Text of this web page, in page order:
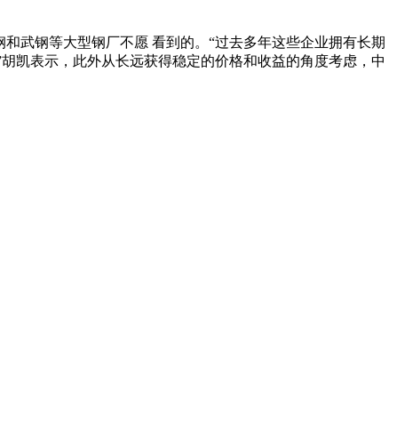
武钢等大型钢厂不愿 看到的。“过去多年这些企业拥有长期
凯表示，此外从长远获得稳定的价格和收益的角度考虑，中